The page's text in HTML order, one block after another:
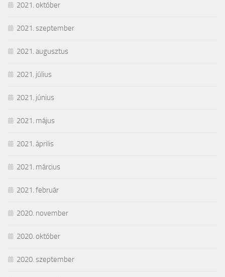
2021. október
2021. szeptember
2021. augusztus
2021. július
2021. június
2021. május
2021. április
2021. március
2021. február
2020. november
2020. október
2020. szeptember